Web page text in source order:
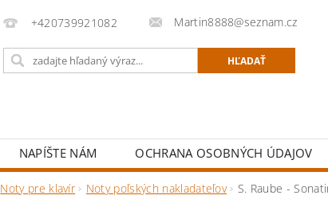
+420739921082 Martin8888@seznam.cz
NAPÍŠTE NÁM OCHRANA OSOBNÝCH ÚDAJOV
Noty pre klavír Noty poľských nakladateľov S. Raube -